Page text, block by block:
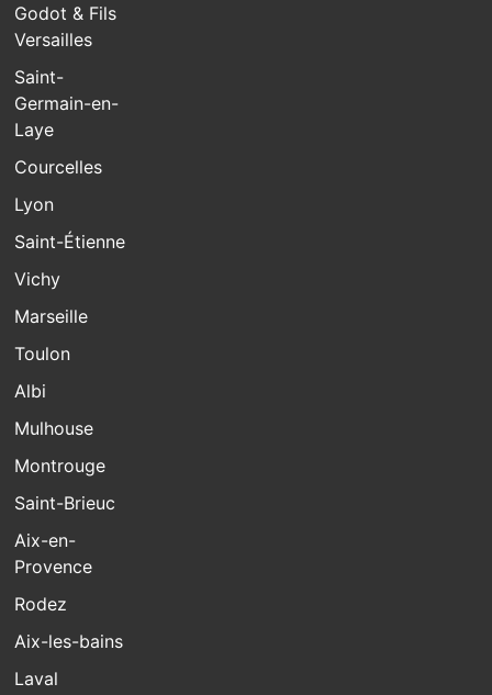
Godot & Fils
Versailles
Saint-
Germain-en-
Laye
Courcelles
Lyon
Saint-Étienne
Vichy
Marseille
Toulon
Albi
Mulhouse
Montrouge
Saint-Brieuc
Aix-en-
Provence
Rodez
Aix-les-bains
Laval